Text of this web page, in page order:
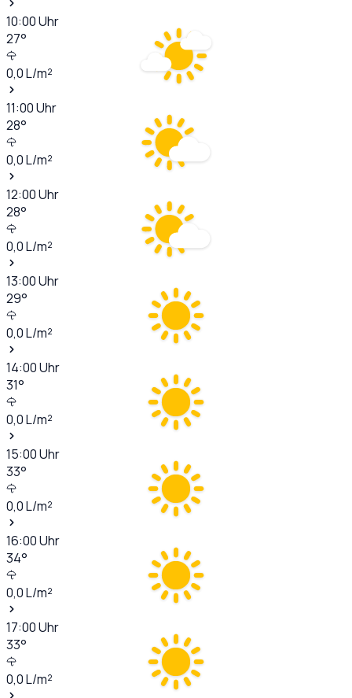
10:00Uhr
27°
0,0L/m²
11:00Uhr
28°
0,0L/m²
12:00Uhr
28°
0,0L/m²
13:00Uhr
29°
0,0L/m²
14:00Uhr
31°
0,0L/m²
15:00Uhr
33°
0,0L/m²
16:00Uhr
34°
0,0L/m²
17:00Uhr
33°
0,0L/m²